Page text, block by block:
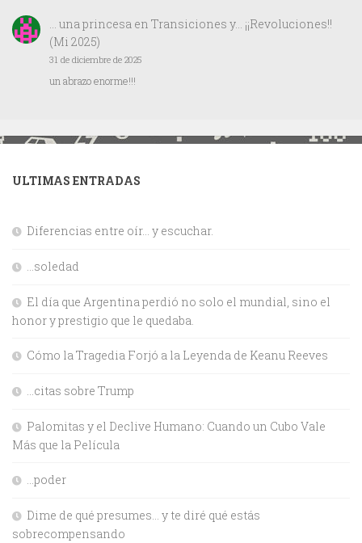
… una princesa en Transiciones y… ¡¡Revoluciones!!
(Mi 2025)
31 de diciembre de 2025
un abrazo enorme!!!
ULTIMAS ENTRADAS
Diferencias entre oír… y escuchar.
…soledad
El día que Argentina perdió no solo el mundial, sino el
honor y prestigio que le quedaba.
Cómo la Tragedia Forjó a la Leyenda de Keanu Reeves
…citas sobre Trump
Palomitas y el Declive Humano: Cuando un Cubo Vale
Más que la Película
…poder
Dime de qué presumes… y te diré qué estás
sobrecompensando